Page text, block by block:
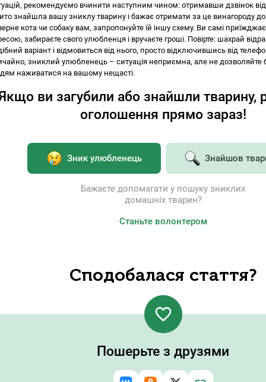
рекомендуємо вчинити наступним чином: отримавши дзвінок
знайшла вашу зниклу тварину і бажає отримати за це винагороду
кота чи собаку вам, запропонуйте їй іншу схему. Ви самі
забираєте свого улюбленця і вручаєте гроші. Повірте: шахрай
варіант і відмовиться від нього, просто відключившись від
зниклий улюбленець – ситуація неприємна, але не дозволяйте
наживатися на вашому нещасті.
ви загубили або знайшли тварину,
оголошення прямо зараз!
Зник улюбленець Знайшов
Бажаєте допомагати у пошуку зниклих
домашніх тварин?
Станьте волонтером
Сподобалася стаття?
favorite_border
Пошерьте з друзями
Розкажіть друзям
у соцмережах
Поділіться статтею в соціальних мережах і чатах з друзями
Копіювати посилання
Або опублікуйте у мережах
Twitter
Посилання на статтю скопійовано
Закрити